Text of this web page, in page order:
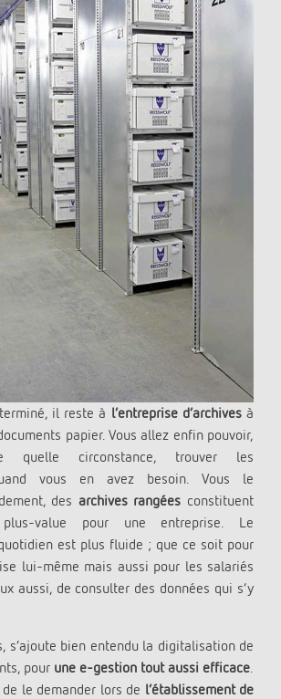
il reste à l’entreprise d’archivesà
papier. Vous allez enfin pouvoir,
quelle circonstance, trouver les
vous en avez besoin. Vous le
des archives rangées constituent
value pour une entreprise. Le
est plus fluide ; que ce soit pour
lui-même mais aussi pour les salariés
aussi, de consulter des données qui s’y
s’ajoute bien entendu la digitalisation de
pour une e-gestion tout aussi efficace
le demander lors de l’établissement de